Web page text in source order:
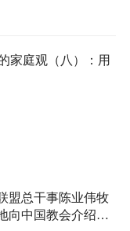
家庭观（八）：用
盟总干事陈业伟牧
向中国教会介绍福